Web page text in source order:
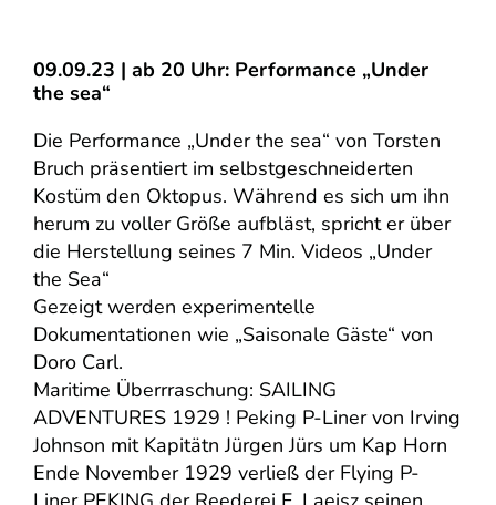
09.09.23 | ab 20 Uhr: Performance „Under
the sea“
Die Performance „Under the sea“ von Torsten
Bruch präsentiert im selbstgeschneiderten
Kostüm den Oktopus. Während es sich um ihn
herum zu voller Größe aufbläst, spricht er über
die Herstellung seines 7 Min. Videos „Under
the Sea“
Gezeigt werden experimentelle
Dokumentationen wie „Saisonale Gäste“ von
Doro Carl.
Maritime Überrraschung: SAILING
ADVENTURES 1929 ! Peking P-Liner von Irving
Johnson mit Kapitätn Jürgen Jürs um Kap Horn
Ende November 1929 verließ der Flying P-